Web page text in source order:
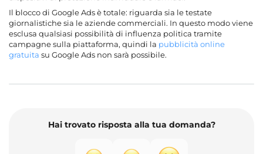
Il blocco di Google Ads è totale: riguarda sia le testate
giornalistiche sia le aziende commerciali. In questo modo viene
esclusa qualsiasi possibilità di influenza politica tramite
campagne sulla piattaforma, quindi la pubblicità online
gratuita su Google Ads non sarà possibile.
Hai trovato risposta alla tua domanda?